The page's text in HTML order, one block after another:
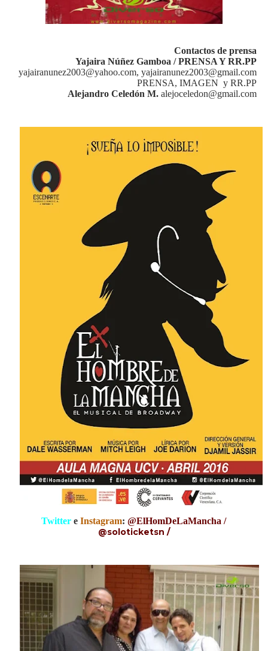
Contactos de prensa
Yajaira Núñez Gamboa / PRENSA Y RR.PP
yajairanunez2003@yahoo.com, yajairanunez2003@gmail.com
PRENSA, IMAGEN y RR.PP
Alejandro Celedón M.alejoceledon@gmail.com
TwittereInstagram:@ElHomDeLaMancha /
@soloticketsn /